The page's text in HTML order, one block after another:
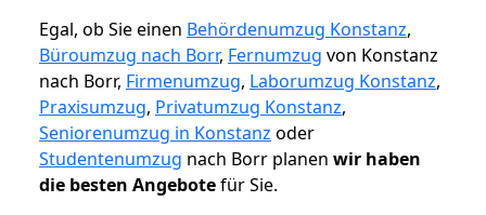
Egal, ob Sie einen Behördenumzug Konstanz,
Büroumzug nach Borr, Fernumzug von Konstanz
nach Borr, Firmenumzug, Laborumzug Konstanz,
Praxisumzug, Privatumzug Konstanz,
Seniorenumzug in Konstanz oder
Studentenumzug nach Borr planen wir haben
die besten Angebotefür Sie.